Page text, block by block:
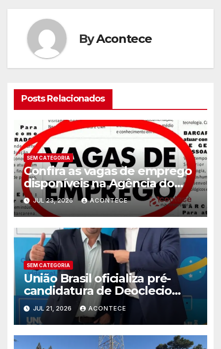
ByAcontece
Posts Relacionados
SEM CATEGORIA
Confira as vagas de emprego
disponíveis na Agência do
Trabalhador
JUL 23, 2026 ACONTECE
SEM CATEGORIA
União Brasil oficializa pré-
candidatura de Deoclecio
Duarte a deputado estadual
JUL 21, 2026 ACONTECE